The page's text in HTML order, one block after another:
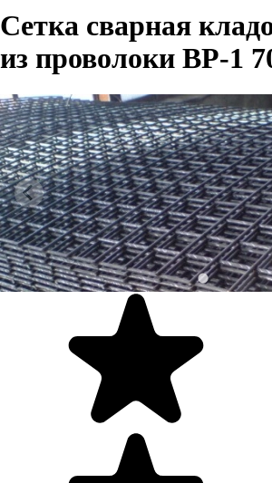
Сетка сварная
из проволоки ВР-1